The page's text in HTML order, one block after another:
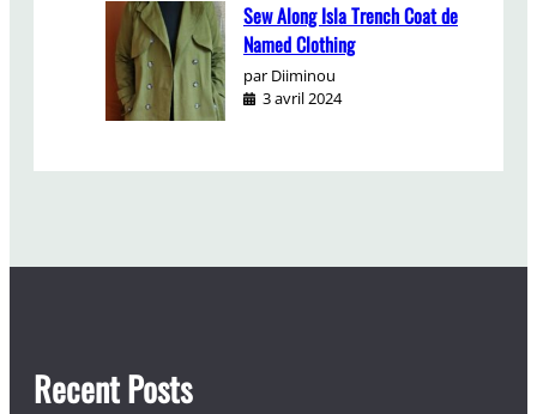
Sew Along Isla Trench Coat de
Named Clothing
par Diiminou
3 avril 2024
Recent Posts